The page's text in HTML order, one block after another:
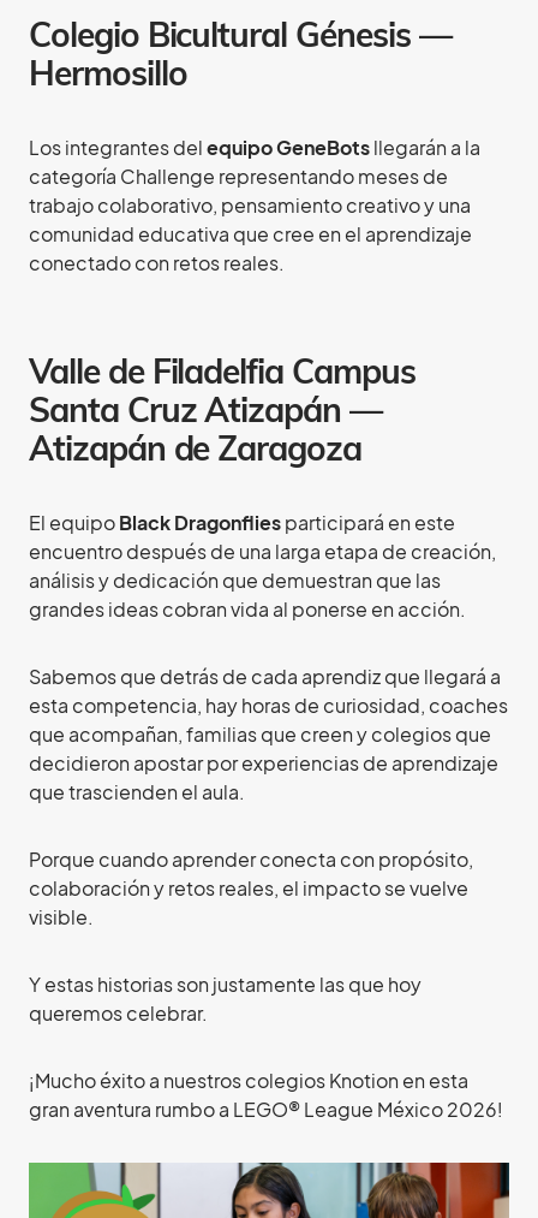
Colegio Bicultural Génesis —
Hermosillo
Los integrantes delequipo GeneBotsllegarán a la
categoría Challenge representando meses de
trabajo colaborativo, pensamiento creativo y una
comunidad educativa que cree en el aprendizaje
conectado con retos reales.
Valle de Filadelfia Campus
Santa Cruz Atizapán —
Atizapán de Zaragoza
El equipoBlack Dragonfliesparticipará en este
encuentro después de una larga etapa de creación,
análisis y dedicación que demuestran que las
grandes ideas cobran vida al ponerse en acción.
Sabemos que detrás de cada aprendiz que llegará a
esta competencia, hay horas de curiosidad, coaches
que acompañan, familias que creen y colegios que
decidieron apostar por experiencias de aprendizaje
que trascienden el aula.
Porque cuando aprender conecta con propósito,
colaboración y retos reales, el impacto se vuelve
visible.
Y estas historias son justamente las que hoy
queremos celebrar.
¡Mucho éxito a nuestros colegios Knotion en esta
gran aventura rumbo a LEGO® League México 2026!